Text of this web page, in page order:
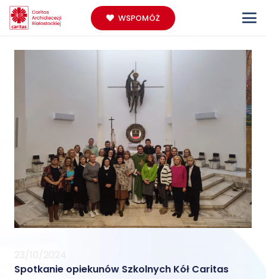
WSPOMÓŻ
Spotkanie opiekunów Szkolnych Kół Caritas